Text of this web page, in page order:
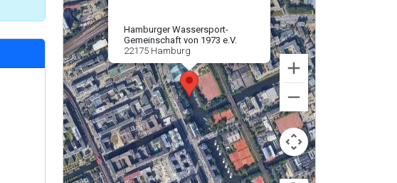
Hamburger Wassersport-
Gemeinschaft von 1973 e.V.
22175 Hamburg